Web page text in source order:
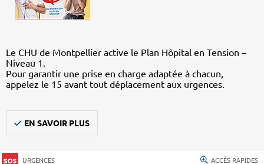
Le CHU de Montpellier active le Plan Hôpital en Tension –
Niveau 1.
Pour garantir une prise en charge adaptée à chacun,
appelez le 15 avant tout déplacement aux urgences.
EN SAVOIR PLUS
URGENCES ACCÈS RAPIDES